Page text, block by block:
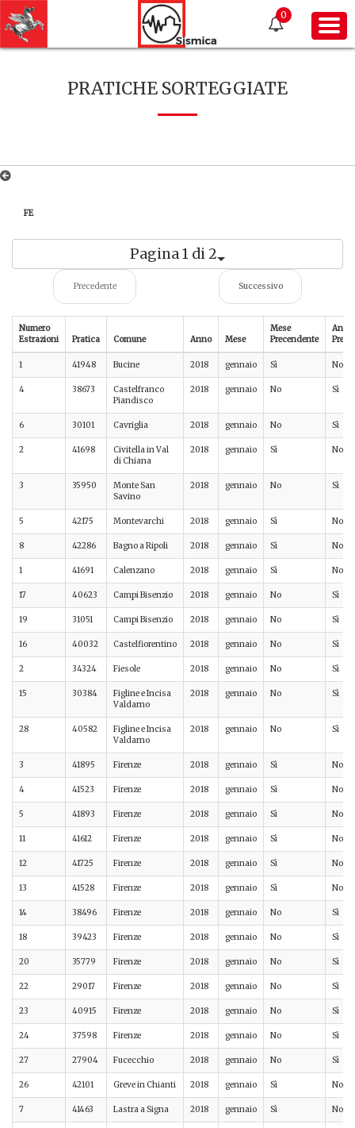
0
PRATICHE SORTEGGIATE
FE
Pagina 1 di 2
Precedente Successivo
Numero
Estrazioni
Pratica Comune Anno Mese
Mese
Precendente
Anno
1 41948 Bucine 2018 gennaio Sì No
4 38673
Castelfranco
Piandisco
2018 gennaio No Sì
6 30101 Cavriglia 2018 gennaio No Sì
2 41698
Civitella in Val
di Chiana
2018 gennaio Sì No
3 35950
Monte San
Savino
2018 gennaio No Sì
5 42175 Montevarchi 2018 gennaio Sì No
8 42286 Bagno a Ripoli 2018 gennaio Sì No
1 41691 Calenzano 2018 gennaio Sì No
17 40623 Campi Bisenzio 2018 gennaio No Sì
19 31051 Campi Bisenzio 2018 gennaio No Sì
16 40032 Castelfiorentino 2018 gennaio No Sì
2 34324 Fiesole 2018 gennaio No Sì
15 30384
Figline e Incisa
Valdarno
2018 gennaio No Sì
28 40582
Figline e Incisa
Valdarno
2018 gennaio No Sì
3 41895 Firenze 2018 gennaio Sì No
4 41523 Firenze 2018 gennaio Sì No
5 41893 Firenze 2018 gennaio Sì No
11 41612 Firenze 2018 gennaio Sì No
12 41725 Firenze 2018 gennaio Sì No
13 41528 Firenze 2018 gennaio Sì No
14 38496 Firenze 2018 gennaio No Sì
18 39423 Firenze 2018 gennaio No Sì
20 35779 Firenze 2018 gennaio No Sì
22 29017 Firenze 2018 gennaio No Sì
23 40915 Firenze 2018 gennaio No Sì
24 37598 Firenze 2018 gennaio No Sì
27 27904 Fucecchio 2018 gennaio No Sì
26 42101 Greve in Chianti 2018 gennaio Sì No
7 41463 Lastra a Signa 2018 gennaio Sì No